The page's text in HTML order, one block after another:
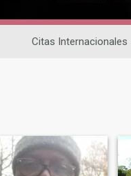
Citas Internacionales